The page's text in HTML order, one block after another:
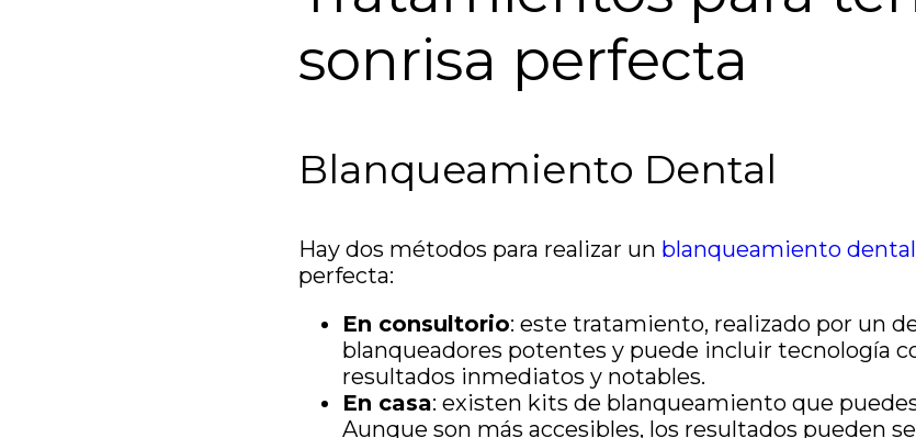
sonrisa perfecta
Blanqueamiento Dental
Hay dos métodos para realizar un blanqueamiento dental
perfecta:
En consultorio: este tratamiento, realizado por un
blanqueadores potentes y puede incluir tecnología
resultados inmediatos y notables.
En casa: existen kits de blanqueamiento que
Aunque son más accesibles, los resultados pueden